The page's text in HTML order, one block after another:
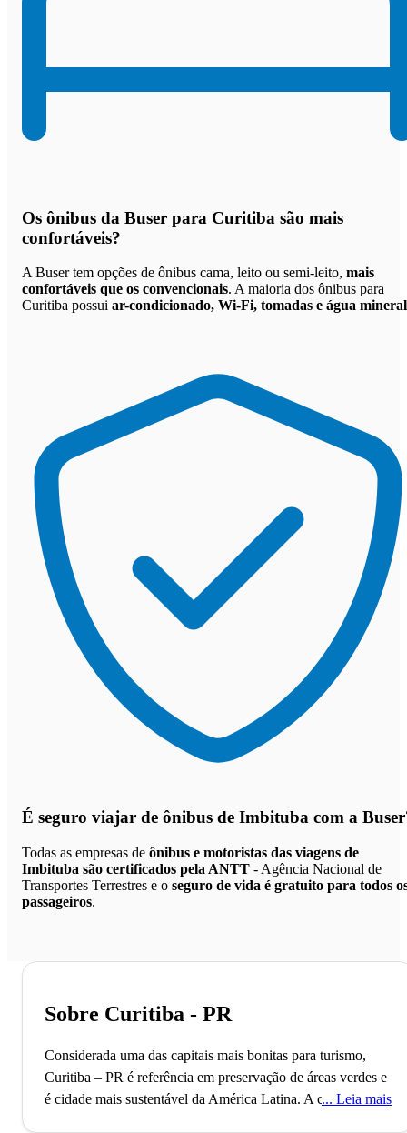
Os ônibus da Buser para Curitiba são mais
confortáveis?
A Buser tem opções de ônibus cama, leito ou semi-leito, mais
confortáveis que os convencionais. A maioria dos ônibus para
Curitiba possui ar-condicionado, Wi-Fi, tomadas e água mineral
É seguro viajar de ônibus de Imbituba com a
Todas as empresas de ônibus e motoristas das viagens de
Imbituba são certificados pela ANTT - Agência Nacional de
Transportes Terrestres e o seguro de vida é gratuito para todos
passageiros.
Sobre Curitiba - PR
Considerada uma das capitais mais bonitas para turismo,
Curitiba – PR é referência em preservação de áreas verdes e
é cidade mais sustentável da América Latina. A‌ ‌cidade‌ ‌de‌
Leia mais